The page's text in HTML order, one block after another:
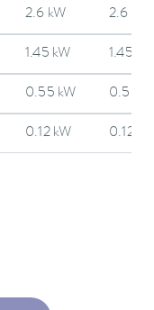
2.6 kW 2.6 kW
1.45 kW 1.45 kW
0.55 kW 0.55
0.12 kW 0.12